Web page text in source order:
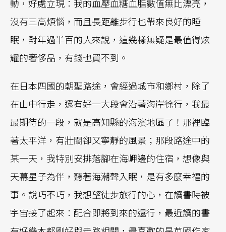
動，好處立現：我的血壓血糖血脂數值無比漂亮，
沒有三高煩惱，而且長距離步行也帶來良好的睡
眠，對年過半百的人來說，這幾樣無疑是最值得炫
耀的奢侈品，有錢也買不到。
在日本四國的朝聖路途，會經過城市和鄉村，除了
在山中行走，還有好一大段會沿著海岸徐行，我最
最期待的一段，就是高知縣的海濱地區了！那裡臨
著太平洋，有壯闊卻又寧靜的風景；那段路途中的
某一天，我特別安排落腳在海岬邊的住宿，想像與
天幕星子為伴，聽著海潮聲入眠，是有多麼幸福的
事。說巧不巧，我想望徒步旅行的心，在讀書時被
宇宙接了起來：配合即將到來的遠行，最近讀的書